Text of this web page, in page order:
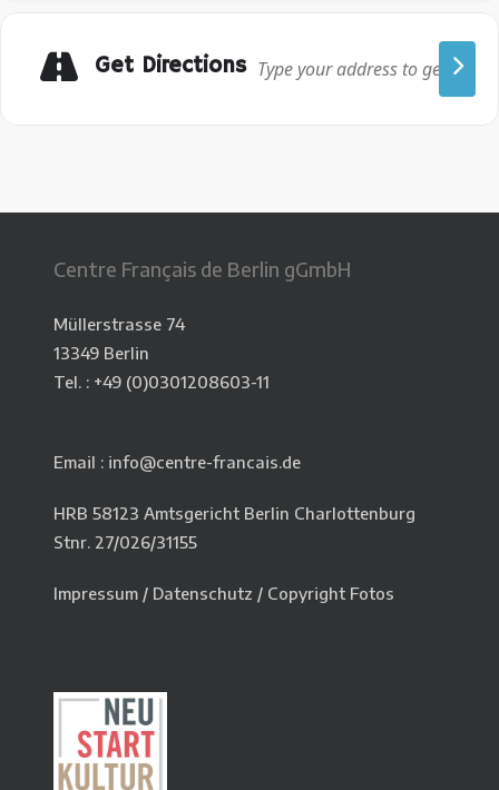
Get Directions
Centre Français de Berlin gGmbH
Müllerstrasse 74
13349 Berlin
Tel. : +49 (0)0301208603-11
Email : info@centre-francais.de
HRB 58123 Amtsgericht Berlin Charlottenburg
Stnr. 27/026/31155
Impressum / Datenschutz / Copyright Fotos